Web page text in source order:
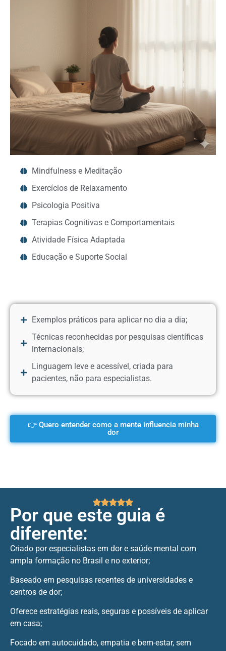
Mindfulness e Meditação
Exercícios de Relaxamento
Psicologia Positiva
Terapias Cognitivas e Comportamentais
Atividade Física Adaptada
Educação e Suporte Social
Exemplos práticos para aplicar no dia a dia;
Técnicas reconhecidas por pesquisas científicas
internacionais;
Linguagem leve e acessível, criada para
pacientes, não para especialistas.
👉 Quero entender como a mente influencia minha
dor
Por que este guia é
diferente:
Criado por especialistas em dor e saúde mental com
ampla formação no Brasil e no exterior;
Baseado em pesquisas recentes de universidades e
centros de dor;
Oferece estratégias reais, seguras e possíveis de aplicar
em casa;
Focado em autocuidado, empatia e bem-estar, sem